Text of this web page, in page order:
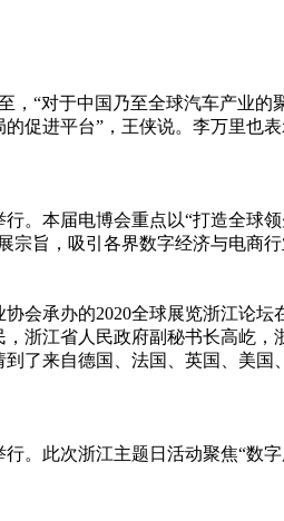
“对于中国乃至全球汽车产业
促进平台”，王侠说。李万里也
。本届电博会重点以“打造全球
旨，吸引各界数字经济与电商行
会承办的2020全球展览浙江论
浙江省人民政府副秘书长高屹
了来自德国、法国、英国、美
。此次浙江主题日活动聚焦“数